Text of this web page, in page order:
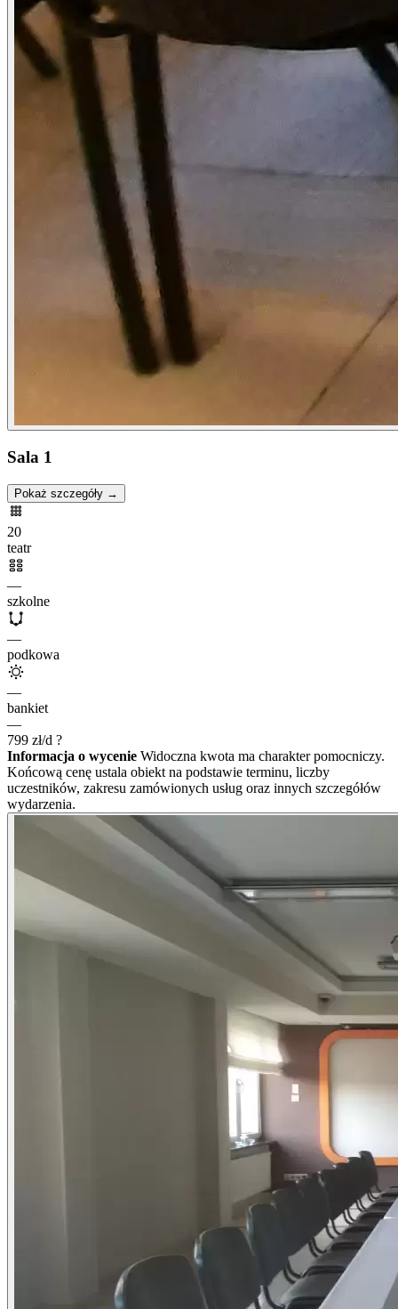
Sala 1
Pokaż szczegóły →
20
teatr
—
szkolne
—
podkowa
—
bankiet
—
799 zł/d ?
Informacja o wycenie Widoczna kwota ma charakter pomocniczy.
Końcową cenę ustala obiekt na podstawie terminu, liczby
uczestników, zakresu zamówionych usług oraz innych szczegółów
wydarzenia.